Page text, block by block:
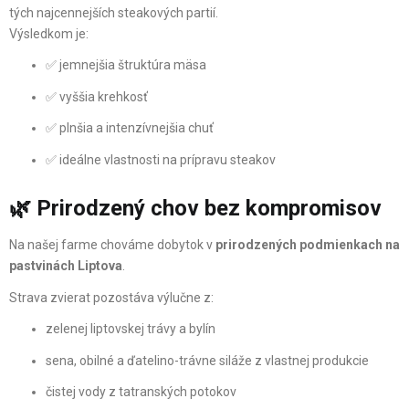
tých najcennejších steakových partií.
Výsledkom je:
✅ jemnejšia štruktúra mäsa
✅ vyššia krehkosť
✅ plnšia a intenzívnejšia chuť
✅ ideálne vlastnosti na prípravu steakov
🌿 Prirodzený chov bez kompromisov
Na našej farme chováme dobytok v prirodzených podmienkach na
pastvinách Liptova.
Strava zvierat pozostáva výlučne z:
zelenej liptovskej trávy a bylín
sena, obilné a ďatelino-trávne siláže z vlastnej produkcie
čistej vody z tatranských potokov